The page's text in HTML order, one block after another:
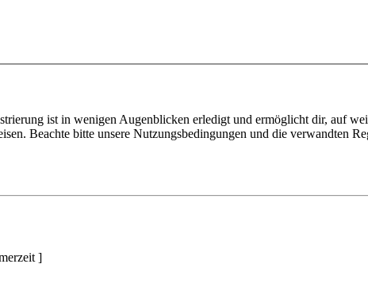
ist in wenigen Augenblicken erledigt und ermöglicht dir, auf
Beachte bitte unsere Nutzungsbedingungen und die verwandten
]